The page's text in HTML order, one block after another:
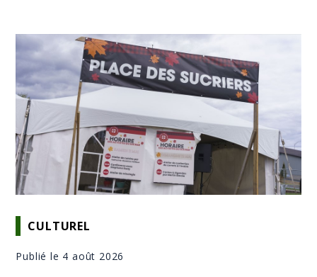
CULTUREL
Publié le 4 août 2026